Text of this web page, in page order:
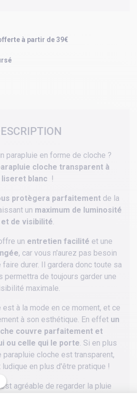
à partir de 39€
parapluie en forme de cloche ?
cloche transparent à
liseret blanc !
protègera parfaitement de la
un maximum de luminosité
et de visibilité.
un entretien facilité et une
, car vous n'aurez pas besoin
durer. Il gardera donc toute sa
permettra de toujours garder une
maximale.
est à la mode en ce moment, et ce
à son esthétique. En effet un
couvre parfaitement et
ou celle qui le porte. Si en plus
cloche est transparent,
en plus d'être pratique !
agréable de regarder la pluie